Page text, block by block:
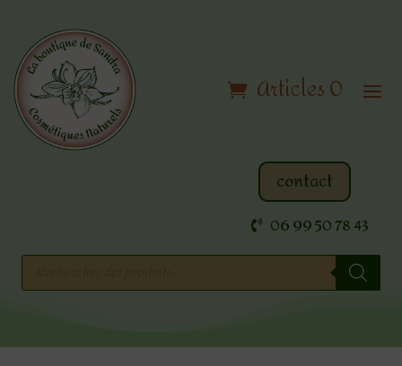
Articles 0
contact
06 99 50 78 43
Recherche
produits